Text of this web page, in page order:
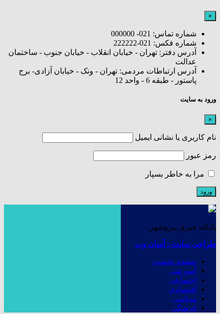
×
شماره تماس: 021- 000000
شماره فکس: 021-222222
آدرس دفتر: تهران - خیابان انقلاب - خیابان جنوب - ساختمان
عدالت
آدرس ارتباطات مردمی: تهران - ونک - خیابان آزادی- برج
پاستور - طبقه 6 - واحد 12
ورود به سایت
×
نام کاربری یا نشانی ایمیل
رمز عبور
مرا به خاطر بسپار
پایگاه خبری پتروشهر
طراحی سایت : آسان وب
صفحه نخست
آموزشی
اجتماعی
اقتصادی
سیاسی
فرهنگی